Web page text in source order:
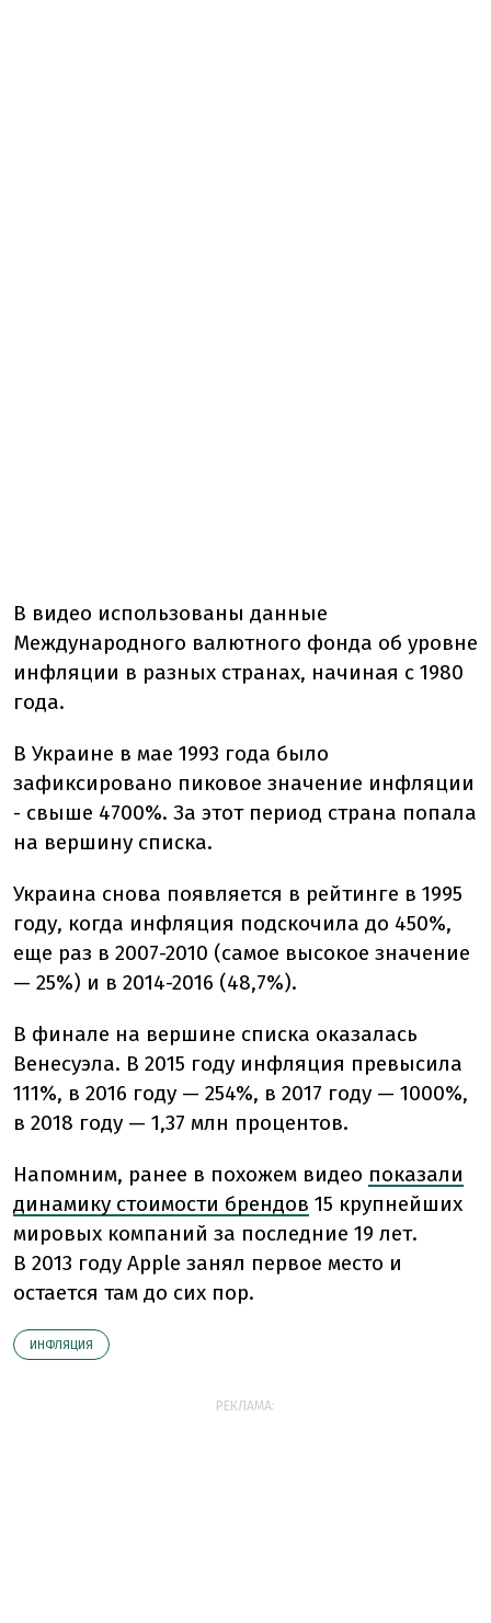
В видео использованы данные
Международного валютного фонда об уровне
инфляции в разных странах, начиная с 1980
года.
В Украине в мае 1993 года было
зафиксировано пиковое значение инфляции
- свыше 4700%. За этот период страна попала
на вершину списка.
Украина снова появляется в рейтинге в 1995
году, когда инфляция подскочила до 450%,
еще раз в 2007-2010 (самое высокое значение
— 25%) и в 2014-2016 (48,7%).
В финале на вершине списка оказалась
Венесуэла. В 2015 году инфляция превысила
111%, в 2016 году — 254%, в 2017 году — 1000%,
в 2018 году — 1,37 млн процентов.
Напомним, ранее в похожем видео показали
динамику стоимости брендов 15 крупнейших
мировых компаний за последние 19 лет.
В 2013 году Apple занял первое место и
остается там до сих пор.
ИНФЛЯЦИЯ
РЕКЛАМА: